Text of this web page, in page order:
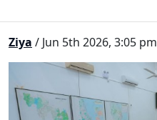
Ziya / Jun 5th 2026, 3:05 pm